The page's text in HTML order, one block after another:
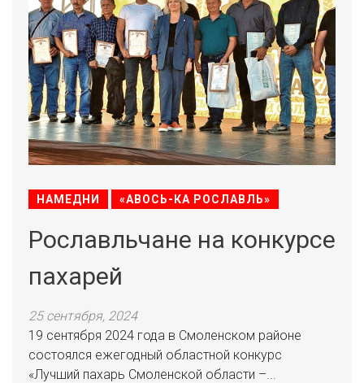
НАМЕДНИ «АВОСЬ-КА РОСЛАВЛЬ»
Рославльчане на конкурсе
пахарей
25 сентября, 2024
19 сентября 2024 года в Смоленском районе
состоялся ежегодный областной конкурс
«Лучший пахарь Смоленской области –...